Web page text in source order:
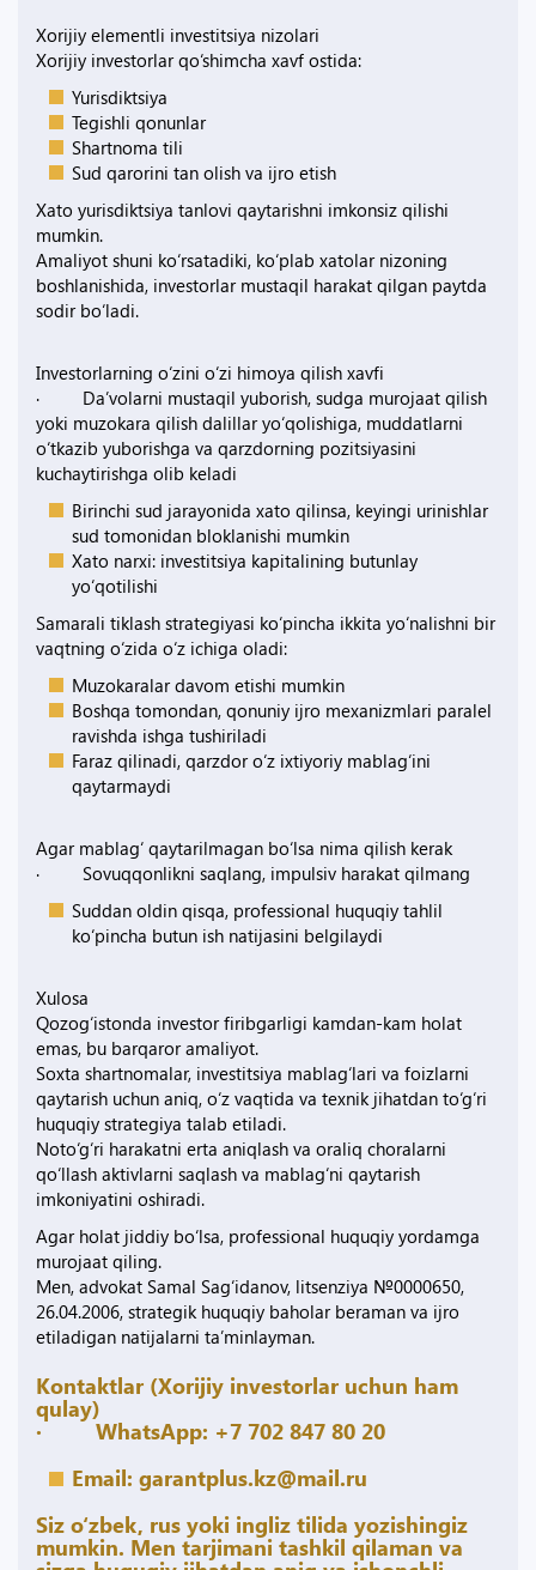
Xorijiy elementli investitsiya nizolari
Xorijiy investorlar qo‘shimcha xavf ostida:
Yurisdiktsiya
Tegishli qonunlar
Shartnoma tili
Sud qarorini tan olish va ijro etish
Xato yurisdiktsiya tanlovi qaytarishni imkonsiz qilishi
mumkin.
Amaliyot shuni ko‘rsatadiki, ko‘plab xatolar nizoning
boshlanishida, investorlar mustaqil harakat qilgan paytda
sodir bo‘ladi.
Investorlarning o‘zini o‘zi himoya qilish xavfi
· Da’volarni mustaqil yuborish, sudga murojaat qilish
yoki muzokara qilish dalillar yo‘qolishiga, muddatlarni
o‘tkazib yuborishga va qarzdorning pozitsiyasini
kuchaytirishga olib keladi
Birinchi sud jarayonida xato qilinsa, keyingi urinishlar
sud tomonidan bloklanishi mumkin
Xato narxi: investitsiya kapitalining butunlay
yo‘qotilishi
Samarali tiklash strategiyasi ko‘pincha ikkita yo‘nalishni bir
vaqtning o‘zida o‘z ichiga oladi:
Muzokaralar davom etishi mumkin
Boshqa tomondan, qonuniy ijro mexanizmlari paralel
ravishda ishga tushiriladi
Faraz qilinadi, qarzdor o‘z ixtiyoriy mablag‘ini
qaytarmaydi
Agar mablag‘ qaytarilmagan bo‘lsa nima qilish kerak
· Sovuqqonlikni saqlang, impulsiv harakat qilmang
Suddan oldin qisqa, professional huquqiy tahlil
ko‘pincha butun ish natijasini belgilaydi
Xulosa
Qozog‘istonda investor firibgarligi kamdan-kam holat
emas, bu barqaror amaliyot.
Soxta shartnomalar, investitsiya mablag‘lari va foizlarni
qaytarish uchun aniq, o‘z vaqtida va texnik jihatdan to‘g‘ri
huquqiy strategiya talab etiladi.
Noto‘g‘ri harakatni erta aniqlash va oraliq choralarni
qo‘llash aktivlarni saqlash va mablag‘ni qaytarish
imkoniyatini oshiradi.
Agar holat jiddiy bo‘lsa, professional huquqiy yordamga
murojaat qiling.
Men, advokat Samal Sag‘idanov, litsenziya №0000650,
26.04.2006, strategik huquqiy baholar beraman va ijro
etiladigan natijalarni ta’minlayman.
Kontaktlar (Xorijiy investorlar uchun ham
qulay)
· WhatsApp: +7 702 847 80 20
Email: garantplus.kz@mail.ru
Siz o‘zbek, rus yoki ingliz tilida yozishingiz
mumkin. Men tarjimani tashkil qilaman va